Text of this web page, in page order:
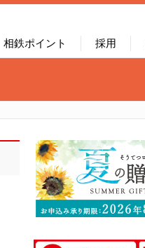
相鉄ポイント 採用